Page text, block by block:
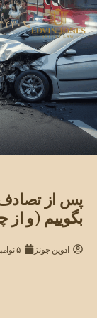
۷۰۲-
پس از تصادف
بگوییم (و از
ادوین جونز ۵ نوامبر ۲۰۲۵